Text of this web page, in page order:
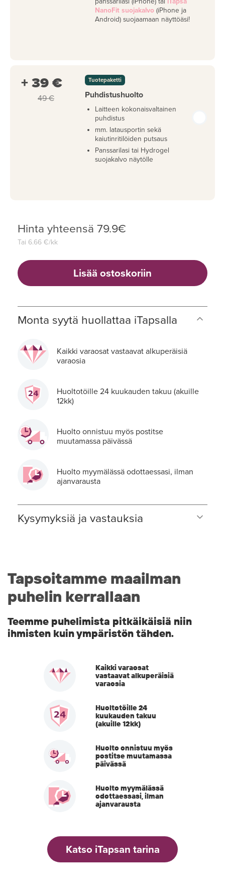
NanoFit suojakalvo (iPhone ja
Android) suojaamaan näyttöäsi!
+ 39 €
49 €
Tuotepaketti
Puhdistushuolto
Laitteen kokonaisvaltainen
puhdistus
mm. latausportin sekä
kaiutinritilöiden putsaus
Panssarilasi tai Hydrogel
suojakalvo näytölle
Hinta yhteensä 79.9€
Tai 6.66 €/kk
Lisää ostoskoriin
Monta syytä huollattaa iTapsalla
Kaikki varaosat vastaavat alkuperäisiä
varaosia
Huoltotöille 24 kuukauden takuu (akuille
12kk)
Huolto onnistuu myös postitse
muutamassa päivässä
Huolto myymälässä odottaessasi, ilman
ajanvarausta
Kysymyksiä ja vastauksia
Tapsoitamme maailman
puhelin kerrallaan
Teemme puhelimista pitkäikäisiä niin
ihmisten kuin ympäristön tähden.
Kaikki varaosat
vastaavat alkuperäisiä
varaosia
Huoltotöille 24
kuukauden takuu
(akuille 12kk)
Huolto onnistuu myös
postitse muutamassa
päivässä
Huolto myymälässä
odottaessasi, ilman
ajanvarausta
Katso iTapsan tarina